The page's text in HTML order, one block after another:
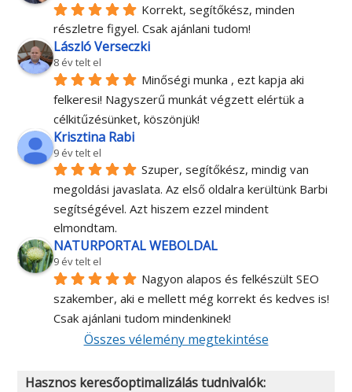
Korrekt, segítőkész, minden
részletre figyel. Csak ajánlani tudom!
László Verseczki
8 év telt el
Minőségi munka , ezt kapja aki
felkeresi! Nagyszerű munkát végzett elértük a
célkitűzésünket, köszönjük!
Krisztina Rabi
9 év telt el
Szuper, segítőkész, mindig van
megoldási javaslata. Az első oldalra kerültünk Barbi
segítségével. Azt hiszem ezzel mindent
elmondtam.
NATURPORTAL WEBOLDAL
9 év telt el
Nagyon alapos és felkészült SEO
szakember, aki e mellett még korrekt és kedves is!
Csak ajánlani tudom mindenkinek!
Összes vélemény megtekintése
Hasznos keresőoptimalizálás tudnivalók: